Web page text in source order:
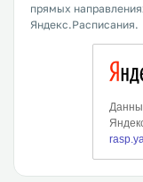
прямых
Яндекс.Расписания.